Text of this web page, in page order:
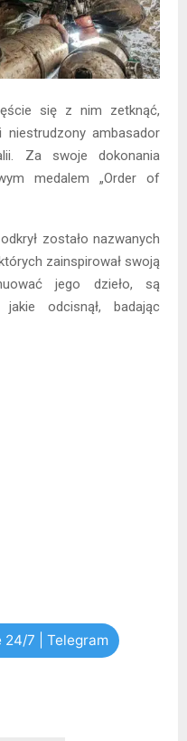
się z nim zetknąć,
niestrudzony ambasador
Za swoje dokonania
medalem „Order of
zostało nazwanych
zainspirował swoją
jego dzieło, są
odcisnął, badając
24/7 | Telegram